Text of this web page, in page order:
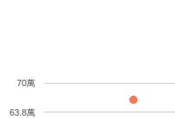
63.8萬
70萬